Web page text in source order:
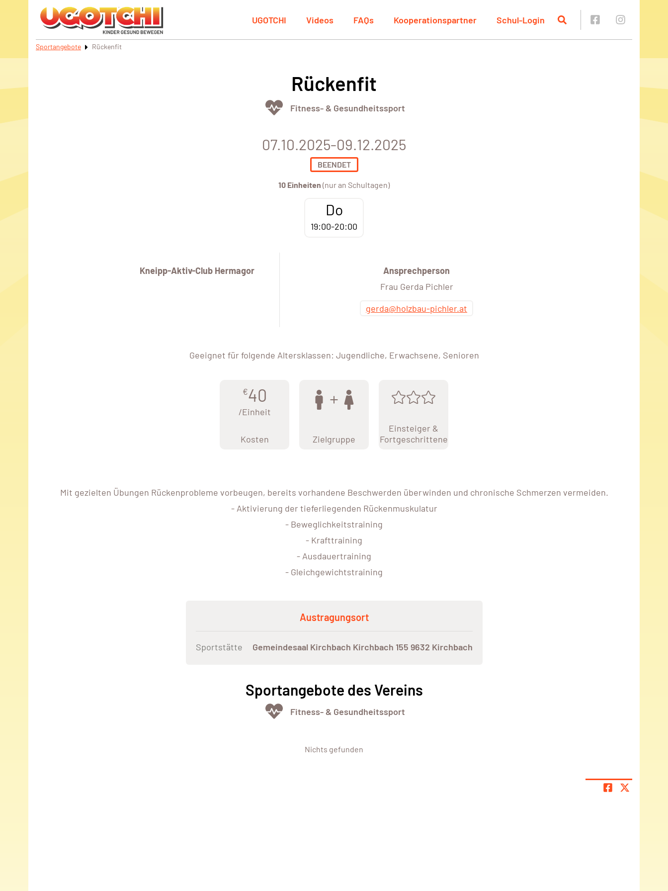
UGOTCHI Videos FAQs Kooperationspartner Schul-Login
Sportangebote Rückenfit
Rückenfit
Fitness- & Gesundheitssport
07.10.2025-09.12.2025
BEENDET
10 Einheiten (nur an Schultagen)
Do
19:00-20:00
Kneipp-Aktiv-Club Hermagor
Ansprechperson
Frau Gerda Pichler
gerda@holzbau-pichler.at
Geeignet für folgende Altersklassen: Jugendliche, Erwachsene, Senioren
€40
/Einheit
Kosten Zielgruppe
Einsteiger &
Fortgeschrittene
Mit gezielten Übungen Rückenprobleme vorbeugen, bereits vorhandene Beschwerden überwinden und chronische Schmerzen vermeiden.
- Aktivierung der tieferliegenden Rückenmuskulatur
- Beweglichkeitstraining
- Krafttraining
- Ausdauertraining
- Gleichgewichtstraining
Austragungsort
Sportstätte Gemeindesaal Kirchbach Kirchbach 155 9632 Kirchbach
Sportangebote des Vereins
Fitness- & Gesundheitssport
Nichts gefunden